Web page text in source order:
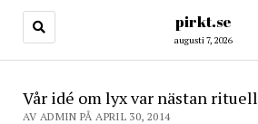
pirkt.se
augusti 7, 2026
Vår idé om lyx var nästan rituell
AV ADMIN PÅ APRIL 30, 2014